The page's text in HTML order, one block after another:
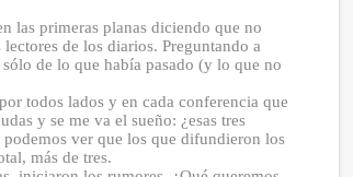
las primeras planas diciendo que no
de los diarios. Preguntando a
de lo que había pasado (y lo que no
todos lados y en cada conferencia que
y se me va el sueño: ¿esas tres
ver que los que difundieron los
más de tres.